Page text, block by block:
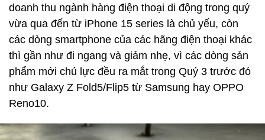
doanh thu ngành hàng điện thoại di động trong quý
vừa qua đến từ iPhone 15 series là chủ yếu, còn
các dòng smartphone của các hãng điện thoại khác
thì gần như đi ngang và giảm nhẹ, vì các dòng sản
phẩm mới chủ lực đều ra mắt trong Quý 3 trước đó
như Galaxy Z Fold5/Flip5 từ Samsung hay OPPO
Reno10.